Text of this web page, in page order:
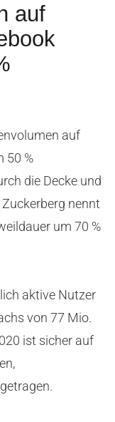
auf
auf
50 %
die Decke und
nennt
um 70 %
aktive Nutzer
von 77 Mio.
ist sicher auf